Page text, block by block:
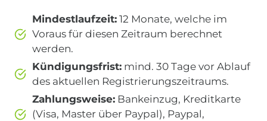
Mindestlaufzeit: 12 Monate, welche im
Voraus für diesen Zeitraum berechnet
werden.
Kündigungsfrist: mind. 30 Tage vor Ablauf
des aktuellen Registrierungszeitraums.
Zahlungsweise: Bankeinzug, Kreditkarte
(Visa, Master über Paypal), Paypal,